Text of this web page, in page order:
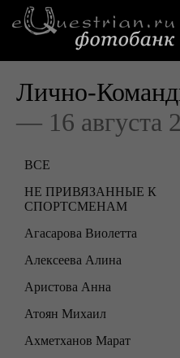
Лично-
— 16 августа
ВСЕ
НЕ ПРИВЯЗАННЫЕ К
СПОРТСМЕНАМ
Агасарова Виолетта
Алексеева Алина
Аристова Анна
Атоян Михаил
Ахметханов Марат